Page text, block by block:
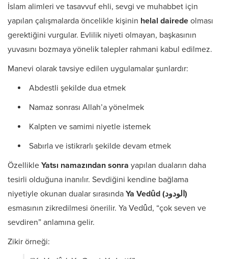
İslam alimleri ve tasavvuf ehli, sevgi ve muhabbet için
yapılan çalışmalarda öncelikle kişinin helal dairede olması
gerektiğini vurgular. Evlilik niyeti olmayan, başkasının
yuvasını bozmaya yönelik talepler rahmani kabul edilmez.
Manevi olarak tavsiye edilen uygulamalar şunlardır:
Abdestli şekilde dua etmek
Namaz sonrası Allah’a yönelmek
Kalpten ve samimi niyetle istemek
Sabırla ve istikrarlı şekilde devam etmek
Özellikle Yatsı namazından sonra yapılan duaların daha
tesirli olduğuna inanılır. Sevdiğini kendine bağlama
niyetiyle okunan dualar sırasında
Ya Vedûd (الودود)
esmasının zikredilmesi önerilir. Ya Vedûd, “çok seven ve
sevdiren” anlamına gelir.
Zikir örneği: